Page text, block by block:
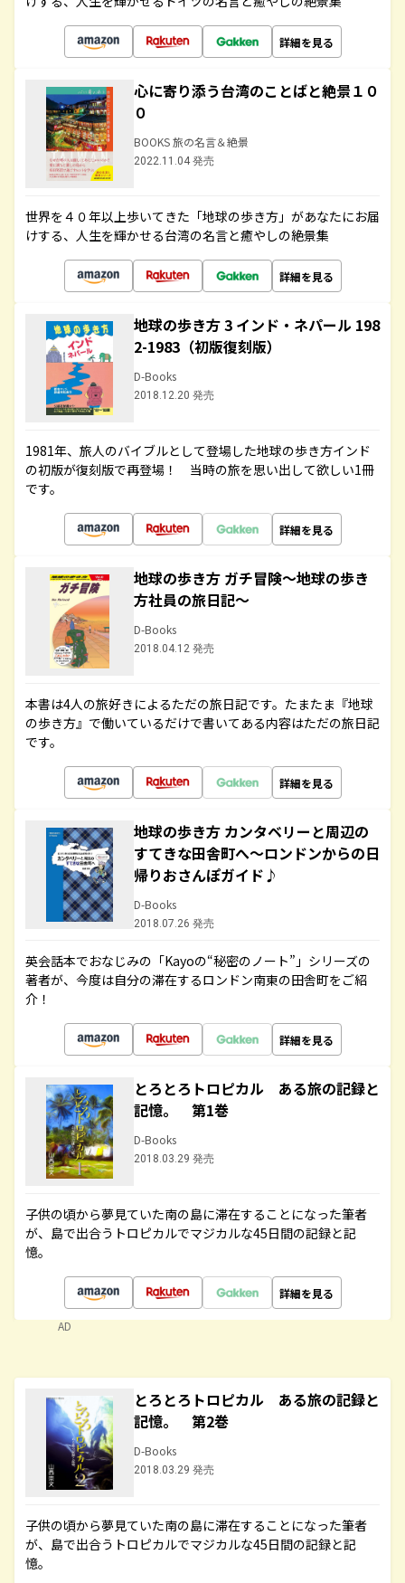
詳細を見る
心に寄り添う台湾のことばと絶景１０
０
BOOKS 旅の名言＆絶景
2022.11.04 発売
世界を４０年以上歩いてきた「地球の歩き方」があなたにお届
けする、人生を輝かせる台湾の名言と癒やしの絶景集
詳細を見る
地球の歩き方 3 インド・ネパール 198
2-1983（初版復刻版）
D-Books
2018.12.20 発売
1981年、旅人のバイブルとして登場した地球の歩き方インド
の初版が復刻版で再登場！ 当時の旅を思い出して欲しい1冊
です。
詳細を見る
地球の歩き方 ガチ冒険～地球の歩き
方社員の旅日記～
D-Books
2018.04.12 発売
本書は4人の旅好きによるただの旅日記です。たまたま『地球
の歩き方』で働いているだけで書いてある内容はただの旅日記
です。
詳細を見る
地球の歩き方 カンタベリーと周辺の
すてきな田舎町へ～ロンドンからの日
帰りおさんぽガイド♪
D-Books
2018.07.26 発売
英会話本でおなじみの「Kayoの“秘密のノート”」シリーズの
著者が、今度は自分の滞在するロンドン南東の田舎町をご紹
介！
詳細を見る
とろとろトロピカル ある旅の記録と
記憶。 第1巻
D-Books
2018.03.29 発売
子供の頃から夢見ていた南の島に滞在することになった筆者
が、島で出合うトロピカルでマジカルな45日間の記録と記
憶。
詳細を見る
AD
とろとろトロピカル ある旅の記録と
記憶。 第2巻
D-Books
2018.03.29 発売
子供の頃から夢見ていた南の島に滞在することになった筆者
が、島で出合うトロピカルでマジカルな45日間の記録と記
憶。